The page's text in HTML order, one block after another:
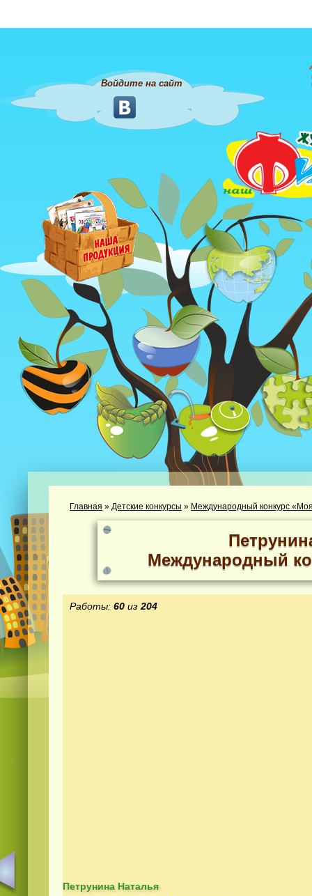
Войдите на сайт
Главная » Детские конкурсы » Международный конкурс
Международный
Работы: 60 из 204
Петрунина Наталья